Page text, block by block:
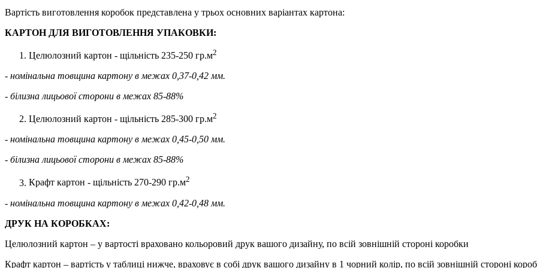
Вартість виготовлення коробок представлена у трьох основних варіантах картона:
КАРТОН ДЛЯ ВИГОТОВЛЕННЯ УПАКОВКИ:
Целюлозний картон - щільність 235-250 гр.м2
- номінальна товщина картону в межах 0,37-0,42 мм.
- білизна лицьової сторони в межах 85-88%
Целюлозний картон - щільність 285-300 гр.м2
- номінальна товщина картону в межах 0,45-0,50 мм.
- білизна лицьової сторони в межах 85-88%
Крафт картон - щільність 270-290 гр.м2
- номінальна товщина картону в межах 0,42-0,48 мм.
ДРУК НА КОРОБКАХ:
Целюлозний картон – у вартості враховано кольоровий друк вашого дизайну, по всій зовнішній стороні коробки
Крафт картон – вартість у таблиці нижче, враховує в собі друк вашого дизайну в 1 чорний колір, по всій зовнішній стороні